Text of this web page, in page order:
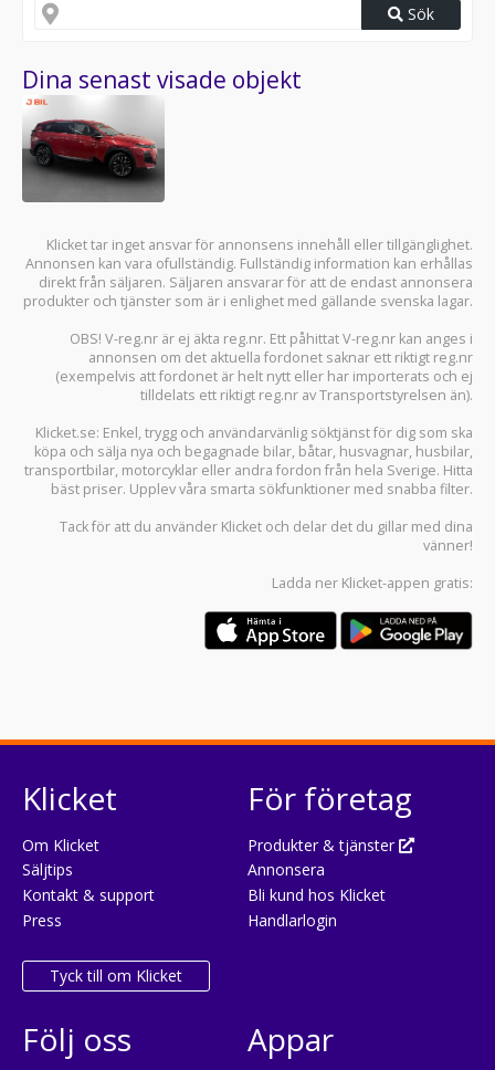
Sök
Dina senast visade objekt
Klicket tar inget ansvar för annonsens innehåll eller tillgänglighet.
Annonsen kan vara ofullständig. Fullständig information kan erhållas
direkt från säljaren. Säljaren ansvarar för att de endast annonsera
produkter och tjänster som är i enlighet med gällande svenska lagar.
OBS! V-reg.nr är ej äkta reg.nr. Ett påhittat V-reg.nr kan anges i
annonsen om det aktuella fordonet saknar ett riktigt reg.nr
(exempelvis att fordonet är helt nytt eller har importerats och ej
tilldelats ett riktigt reg.nr av Transportstyrelsen än).
Klicket.se: Enkel, trygg och användarvänlig söktjänst för dig som ska
köpa och sälja nya och begagnade bilar, båtar, husvagnar, husbilar,
transportbilar, motorcyklar eller andra fordon från hela Sverige. Hitta
bäst priser. Upplev våra smarta sökfunktioner med snabba filter.
Tack för att du använder Klicket och delar det du gillar med dina
vänner!
Ladda ner Klicket-appen gratis:
Klicket
Om Klicket
Säljtips
Kontakt & support
Press
Tyck till om Klicket
För företag
Produkter & tjänster
Annonsera
Bli kund hos Klicket
Handlarlogin
Följ oss Appar